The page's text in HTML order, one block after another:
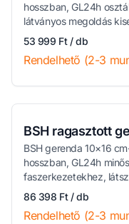
hosszban, GL24h
látványos megoldás
53 999 Ft / db
Rendelhető (2-3
BSH ragasztott
BSH gerenda 10×16
hosszban, GL24h
faszerkezetekhez,
86 398 Ft / db
Rendelhető (2-3